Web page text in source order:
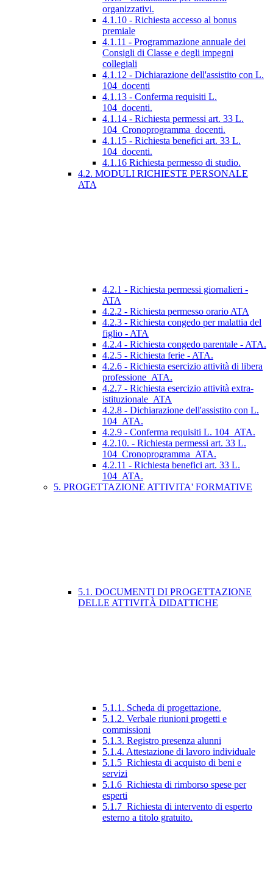
organizzativi.
4.1.10 - Richiesta accesso al bonus
premiale
4.1.11 - Programmazione annuale dei
Consigli di Classe e degli impegni
collegiali
4.1.12 - Dichiarazione dell'assistito con L.
104_docenti
4.1.13 - Conferma requisiti L.
104_docenti.
4.1.14 - Richiesta permessi art. 33 L.
104_Cronoprogramma_docenti.
4.1.15 - Richiesta benefici art. 33 L.
104_docenti.
4.1.16 Richiesta permesso di studio.
4.2. MODULI RICHIESTE PERSONALE
ATA
4.2.1 - Richiesta permessi giornalieri -
ATA
4.2.2 - Richiesta permesso orario ATA
4.2.3 - Richiesta congedo per malattia del
figlio - ATA
4.2.4 - Richiesta congedo parentale - ATA.
4.2.5 - Richiesta ferie - ATA.
4.2.6 - Richiesta esercizio attività di libera
professione_ATA.
4.2.7 - Richiesta esercizio attività extra-
istituzionale_ATA
4.2.8 - Dichiarazione dell'assistito con L.
104_ATA.
4.2.9 - Conferma requisiti L. 104_ATA.
4.2.10. - Richiesta permessi art. 33 L.
104_Cronoprogramma_ATA.
4.2.11 - Richiesta benefici art. 33 L.
104_ATA.
5. PROGETTAZIONE ATTIVITA' FORMATIVE
5.1. DOCUMENTI DI PROGETTAZIONE
DELLE ATTIVITÀ DIDATTICHE
5.1.1. Scheda di progettazione.
5.1.2. Verbale riunioni progetti e
commissioni
5.1.3. Registro presenza alunni
5.1.4. Attestazione di lavoro individuale
5.1.5_Richiesta di acquisto di beni e
servizi
5.1.6_Richiesta di rimborso spese per
esperti
5.1.7_Richiesta di intervento di esperto
esterno a titolo gratuito.